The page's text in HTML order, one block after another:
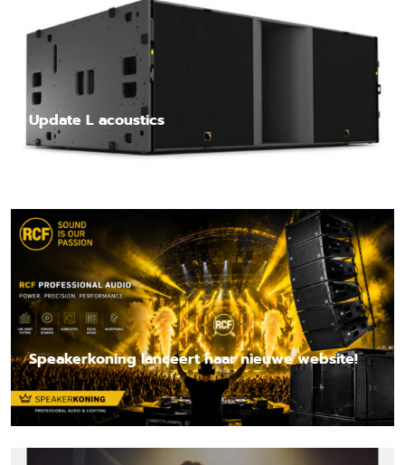
Update L acoustics
Speakerkoning lanceert haar nieuwe website!
Lees nieuwsbericht